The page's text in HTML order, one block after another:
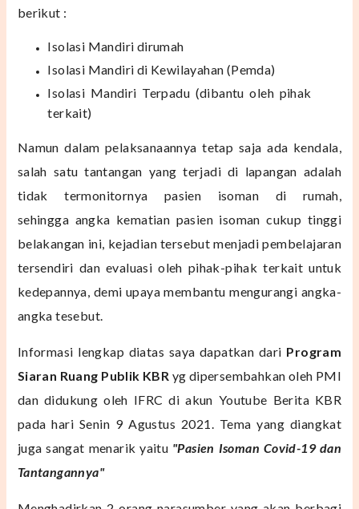
berikut :
Isolasi Mandiri dirumah
Isolasi Mandiri di Kewilayahan (Pemda)
Isolasi Mandiri Terpadu (dibantu oleh pihak
terkait)
Namun dalam pelaksanaannya tetap saja ada kendala,
salah satu tantangan yang terjadi di lapangan adalah
tidak termonitornya pasien isoman di rumah,
sehingga angka kematian pasien isoman cukup tinggi
belakangan ini, kejadian tersebut menjadi pembelajaran
tersendiri dan evaluasi oleh pihak-pihak terkait untuk
kedepannya, demi upayamembantu mengurangi angka-
angka tesebut.
Informasi lengkap diatas saya dapatkan dari Program
Siaran Ruang Publik KBR yg dipersembahkan oleh PMI
dan didukung oleh IFRC di akun Youtube Berita KBR
pada hari Senin 9 Agustus 2021. Tema yang diangkat
juga sangat menarik yaitu "Pasien Isoman Covid-19 dan
Tantangannya"